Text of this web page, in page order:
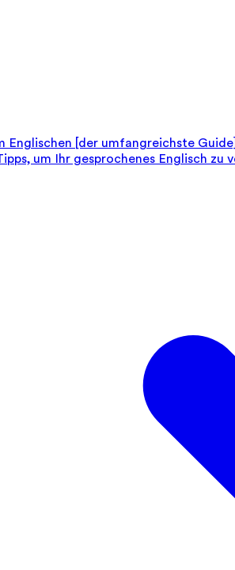
Englischen [der umfangreichste Guide]
um Ihr gesprochenes Englisch zu